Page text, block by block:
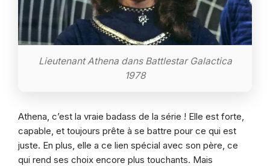
Lieutenant Athena dans Battlestar Galactica
1978
Athena, c’est la vraie badass de la série ! Elle est forte,
capable, et toujours prête à se battre pour ce qui est
juste. En plus, elle a ce lien spécial avec son père, ce
qui rend ses choix encore plus touchants. Mais